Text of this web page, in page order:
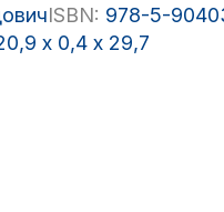
ISBN: 978-5-
x 0,4 x 29,7